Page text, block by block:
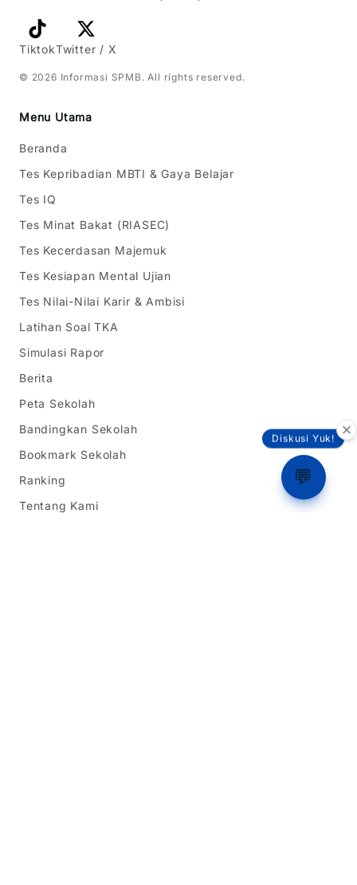
Diskusi Yuk!
💬
TiktokTwitter / X
© 2026 Informasi SPMB . All rights reserved.
Menu Utama
Beranda
Tes Kepribadian MBTI & Gaya Belajar
Tes IQ
Tes Minat Bakat (RIASEC)
Tes Kecerdasan Majemuk
Tes Kesiapan Mental Ujian
Tes Nilai-Nilai Karir & Ambisi
Latihan Soal TKA
Simulasi Rapor
Berita
Peta Sekolah
Bandingkan Sekolah
Bookmark Sekolah
Ranking
Tentang Kami